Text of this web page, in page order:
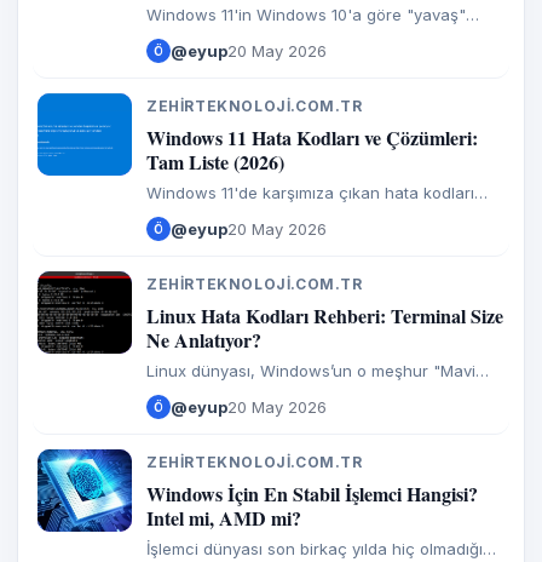
Windows 11'in Windows 10'a göre "yavaş"
hissedilmesi sadece bir yanılma değil, aslında
altında yatan somut teknik nedenler var. Bir
Ö @eyup20 May 2026
Z
ZEHIRTEKNOLOJI.COM.TR
Windows 11 Hata Kodları ve Çözümleri:
Tam Liste (2026)
Windows 11'de karşımıza çıkan hata kodları
aslında bilgisayarın bize "Şu noktada canım
yanıyor" deme şeklidir. Teknik serviste bu
Ö @eyup20 May 2026
Z
ZEHIRTEKNOLOJI.COM.TR
Linux Hata Kodları Rehberi: Terminal Size
Ne Anlatıyor?
Linux dünyası, Windows’un o meşhur "Mavi
Ekranı" gibi her şeyi bir anda yüzünüze
çarpmaz. Linux daha çok "sessiz ve derinden"
Ö @eyup20 May 2026
Z
ZEHIRTEKNOLOJI.COM.TR
Windows İçin En Stabil İşlemci Hangisi?
Intel mi, AMD mi?
İşlemci dünyası son birkaç yılda hiç olmadığı